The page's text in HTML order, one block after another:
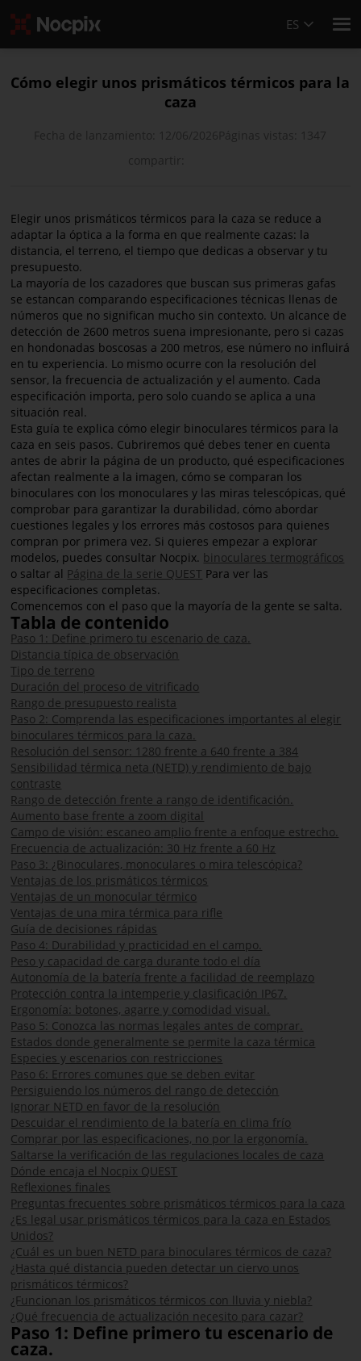
ES
Cómo elegir unos prismáticos térmicos para la
caza
Fecha de lanzamiento: 12/06/2026 Páginas vistas: 1347
compartir:
Elegir unos prismáticos térmicos para la caza se reduce a
adaptar la óptica a la forma en que realmente cazas: la
distancia, el terreno, el tiempo que dedicas a observar y tu
presupuesto.
La mayoría de los cazadores que buscan sus primeras gafas
se estancan comparando especificaciones técnicas llenas de
números que no significan mucho sin contexto. Un alcance de
detección de 2600 metros suena impresionante, pero si cazas
en hondonadas boscosas a 200 metros, ese número no influirá
en tu experiencia. Lo mismo ocurre con la resolución del
sensor, la frecuencia de actualización y el aumento. Cada
especificación importa, pero solo cuando se aplica a una
situación real.
Esta guía te explica cómo elegir binoculares térmicos para la
caza en seis pasos. Cubriremos qué debes tener en cuenta
antes de abrir la página de un producto, qué especificaciones
afectan realmente a la imagen, cómo se comparan los
binoculares con los monoculares y las miras telescópicas, qué
comprobar para garantizar la durabilidad, cómo abordar
cuestiones legales y los errores más costosos para quienes
compran por primera vez. Si quieres empezar a explorar
modelos, puedes consultar Nocpix. binoculares termográficos
o saltar al Página de la serie QUEST Para ver las
especificaciones completas.
Comencemos con el paso que la mayoría de la gente se salta.
Tabla de contenido
Paso 1: Define primero tu escenario de caza.
Distancia típica de observación
Tipo de terreno
Duración del proceso de vitrificado
Rango de presupuesto realista
Paso 2: Comprenda las especificaciones importantes al elegir
binoculares térmicos para la caza.
Resolución del sensor: 1280 frente a 640 frente a 384
Sensibilidad térmica neta (NETD) y rendimiento de bajo
contraste
Rango de detección frente a rango de identificación.
Aumento base frente a zoom digital
Campo de visión: escaneo amplio frente a enfoque estrecho.
Frecuencia de actualización: 30 Hz frente a 60 Hz
Paso 3: ¿Binoculares, monoculares o mira telescópica?
Ventajas de los prismáticos térmicos
Ventajas de un monocular térmico
Ventajas de una mira térmica para rifle
Guía de decisiones rápidas
Paso 4: Durabilidad y practicidad en el campo.
Peso y capacidad de carga durante todo el día
Autonomía de la batería frente a facilidad de reemplazo
Protección contra la intemperie y clasificación IP67.
Ergonomía: botones, agarre y comodidad visual.
Paso 5: Conozca las normas legales antes de comprar.
Estados donde generalmente se permite la caza térmica
Especies y escenarios con restricciones
Paso 6: Errores comunes que se deben evitar
Persiguiendo los números del rango de detección
Ignorar NETD en favor de la resolución
Descuidar el rendimiento de la batería en clima frío
Comprar por las especificaciones, no por la ergonomía.
Saltarse la verificación de las regulaciones locales de caza
Dónde encaja el Nocpix QUEST
Reflexiones finales
Preguntas frecuentes sobre prismáticos térmicos para la caza
¿Es legal usar prismáticos térmicos para la caza en Estados
Unidos?
¿Cuál es un buen NETD para binoculares térmicos de caza?
¿Hasta qué distancia pueden detectar un ciervo unos
prismáticos térmicos?
¿Funcionan los prismáticos térmicos con lluvia y niebla?
¿Qué frecuencia de actualización necesito para cazar?
Paso 1: Define primero tu escenario de
caza.